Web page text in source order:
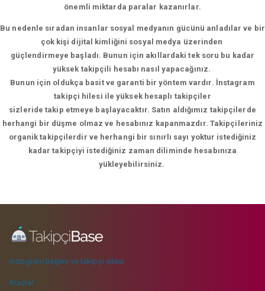
önemli miktarda paralar kazanırlar.
Bu nedenle sıradan insanlar sosyal medyanın gücünü anladılar ve bir
çok kişi dijital kimliğini sosyal medya üzerinden
güçlendirmeye başladı. Bunun için akıllardaki tek soru bu kadar
yüksek takipçili hesabı nasıl yapacağınız.
Bunun için oldukça basit ve garanti bir yöntem vardır. İnstagram
takipçi hilesi ile yüksek hesaplı takipçiler
sizleride takip etmeye başlayacaktır. Satın aldığımız takipçilerde
herhangi bir düşme olmaz ve hesabınız kapanmazdır. Takipçileriniz
organik takipçilerdir ve herhangi bir sınırlı sayı yoktur istediğiniz
kadar takipçiyi istediğiniz zaman diliminde hesabınıza
yükleyebilirsiniz.
instagram beğeni ve takipçi sitesi
Araçlar